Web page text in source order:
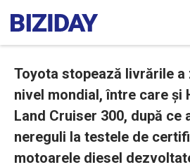
Toyota stopează livrările a
nivel mondial, între care și
Land Cruiser 300, după ce
nereguli la testele de
motoarele diesel